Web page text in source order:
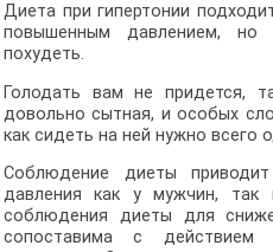
Диета при гипертонии
повышенным давлением,
похудеть.
Голодать вам не придется,
довольно сытная, и особых
как сидеть на ней нужно всего
Соблюдение диеты
давления как у мужчин,
соблюдения диеты для
сопоставима с действием